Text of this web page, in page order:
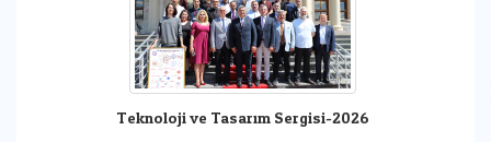
Teknoloji ve Tasarım Sergisi-2026